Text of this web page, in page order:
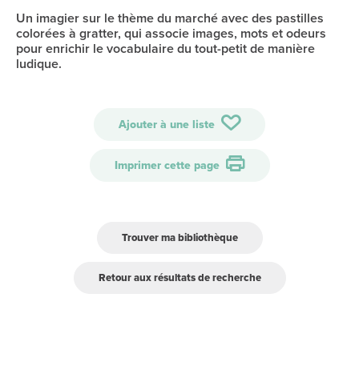
Un imagier sur le thème du marché avec des pastilles
colorées à gratter, qui associe images, mots et odeurs
pour enrichir le vocabulaire du tout-petit de manière
ludique.
Ajouter à une liste
Imprimer cette page
Trouver ma bibliothèque
Retour aux résultats de recherche